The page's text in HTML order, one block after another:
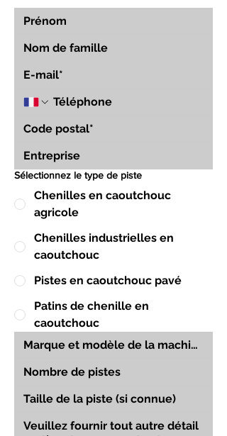
Sélectionnez le type de piste
Chenilles en caoutchouc
agricole
Chenilles industrielles en
caoutchouc
Pistes en caoutchouc pavé
Patins de chenille en
caoutchouc